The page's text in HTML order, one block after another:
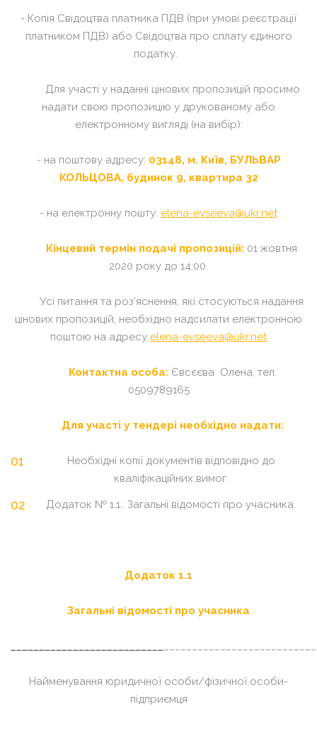
- Копія Свідоцтва платника ПДВ (при умові реєстрації
платником ПДВ) або Свідоцтва про сплату єдиного
податку.
Для участі у наданні цінових пропозицій просимо
надати свою пропозицію у друкованому або
електронному вигляді (на вибір):
- на поштову адресу: 03148, м. Київ, БУЛЬВАР
КОЛЬЦОВА, будинок 9, квартира 32
- на електронну пошту: elena-evseeva@ukr.net
Кінцевий термін подачі пропозицій: 01 жовтня
2020 року до 14:00.
Усі питання та роз’яснення, які стосуються надання
цінових пропозицій, необхідно надсилати електронною
поштою на адресу elena-evseeva@ukr.net
Контактна особа: Євсєєва Олена, тел.
0509789165
Для участі у тендері необхідно надати:
Необхідні копії документів відповідно до
кваліфікаційних вимог.
Додаток № 1.1.: Загальні відомості про учасника.
Додаток 1.1
Загальні відомості про учасника
Найменування юридичної особи/фізичної особи-
підприємця